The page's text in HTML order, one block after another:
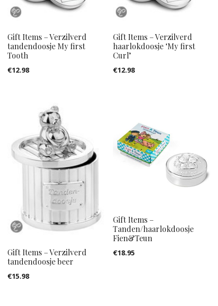
Gift Items – Verzilverd
tandendoosje My first
Tooth
€12.98
Gift Items – Verzilverd
haarlokdoosje ‘My first
Curl’
€12.98
Gift Items – Verzilverd
tandendoosje beer
€15.98
Gift Items –
Tanden/haarlokdoosje
Fien&Teun
€18.95